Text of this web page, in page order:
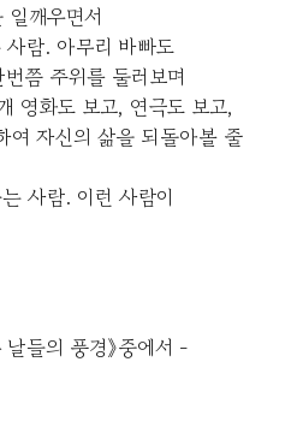
깨우면서
람. 아무리 바빠도
쯤 주위를 둘러보며
영화도 보고, 연극도 보고,
여 자신의 삶을 되돌아볼 줄
사람. 이런 사람이
들의 풍경》중에서 -